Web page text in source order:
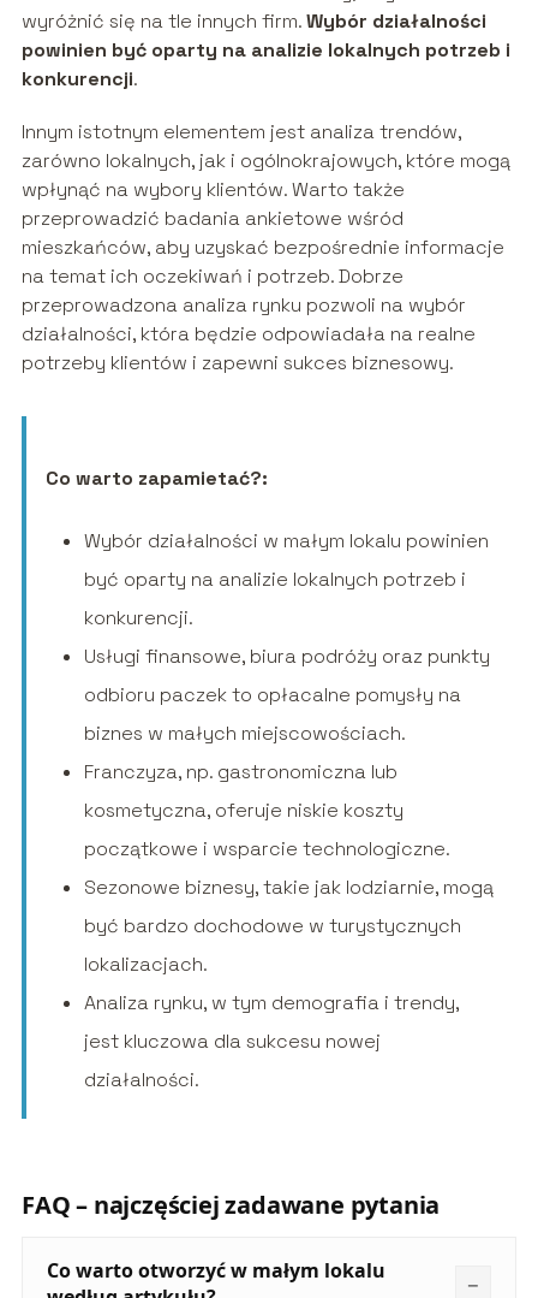
wyróżnić się na tle innych firm.Wybór działalności
powinien być oparty na analizie lokalnych potrzeb i
konkurencji.
Innym istotnym elementem jest analiza trendów,
zarówno lokalnych, jak i ogólnokrajowych, które mogą
wpłynąć na wybory klientów. Warto także
przeprowadzić badania ankietowe wśród
mieszkańców, aby uzyskać bezpośrednie informacje
na temat ich oczekiwań i potrzeb. Dobrze
przeprowadzona analiza rynku pozwoli na wybór
działalności, która będzie odpowiadała na realne
potrzeby klientów i zapewni sukces biznesowy.
Co warto zapamietać?:
Wybór działalności w małym lokalu powinien
być oparty na analizie lokalnych potrzeb i
konkurencji.
Usługi finansowe, biura podróży oraz punkty
odbioru paczek to opłacalne pomysły na
biznes w małych miejscowościach.
Franczyza, np. gastronomiczna lub
kosmetyczna, oferuje niskie koszty
początkowe i wsparcie technologiczne.
Sezonowe biznesy, takie jak lodziarnie, mogą
być bardzo dochodowe w turystycznych
lokalizacjach.
Analiza rynku, w tym demografia i trendy,
jest kluczowa dla sukcesu nowej
działalności.
FAQ – najczęściej zadawane pytania
Co warto otworzyć w małym lokalu